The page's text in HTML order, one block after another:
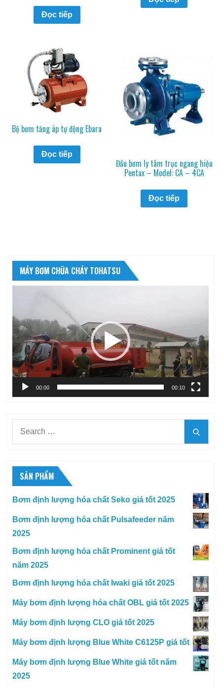
Đọc tiếp
Bộ bơm tăng áp tự động Ebara
Đọc tiếp
Đầu bơm ly tâm trục ngang hiệu
Pentax – Model: CA – 4CA
Đọc tiếp
MÁY BƠM CHỮA CHÁY TOHATSU
Video
00:00 00:10
SẢN PHẨM
Bơm định lượng hóa chất Seko giá tốt 2025
Bơm định lượng hóa chất Pulsafeeder năm
2025
Bơm định lượng hóa chất Prominent giá tốt
năm 2025
Bơm định lượng hóa chất Iwaki giá tốt 2025
Máy bơm định lượng hóa chất OBL giá tốt 2025
Máy bơm định lượng CLO giá tốt 2025
Máy bơm định lượng Blue White C6125P giá tốt
Máy bơm định lượng Blue White giá tốt năm
2025